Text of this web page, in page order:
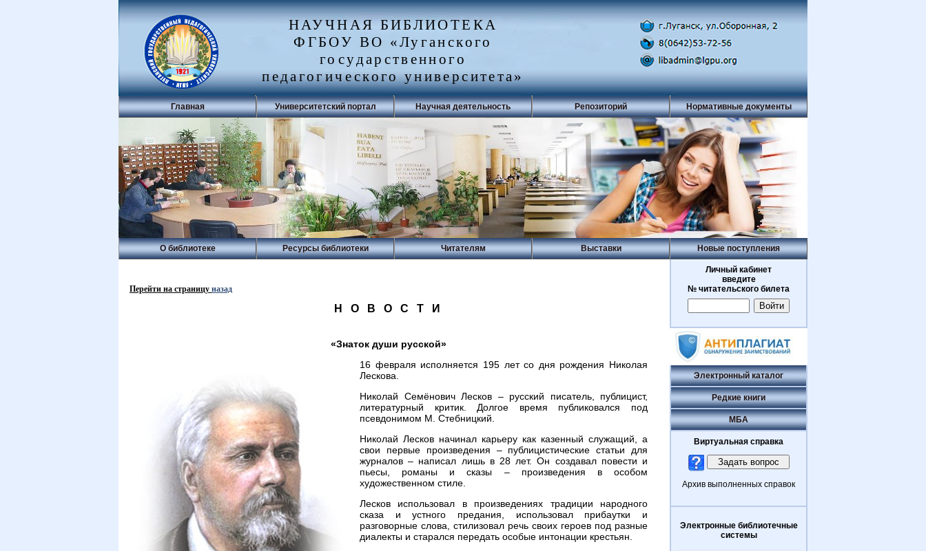
НАУЧНАЯ БИБЛИОТЕКА
ФГБОУ ВО «Луганского
государственного
педагогического университета»
Главная Университетский портал Научная деятельность Репозиторий Нормативные документы
О библиотеке Ресурсы библиотеки Читателям Выставки Новые поступления
Перейти на страницу назад
Н О В О С Т И
«Знаток души русской»
16 февраля исполняется 195 лет со дня рождения Николая
Лескова.
Николай Семёнович Лесков – русский писатель, публицист,
литературный критик. Долгое время публиковался под
псевдонимом М. Стебницкий.
Николай Лесков начинал карьеру как казенный служащий, а
свои первые произведения – публицистические статьи для
журналов – написал лишь в 28 лет. Он создавал повести и
пьесы, романы и сказы – произведения в особом
художественном стиле.
Лесков использовал в произведениях традиции народного
сказа и устного предания, использовал прибаутки и
разговорные слова, стилизовал речь своих героев под разные
диалекты и старался передать особые интонации крестьян.
Личный кабинет
введите
№ читательского билета
Электронный каталог
Редкие книги
МБА
Виртуальная справка
Архив выполненных справок
Электронные библиотечные
системы